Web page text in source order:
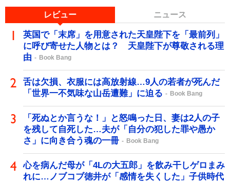
レビュー ニュース
英国で「末席」を用意された天皇陛下を「最前列」
に呼び寄せた人物とは？ 天皇陛下が尊敬される理
由
Book Bang
舌は欠損、衣服には高放射線…9人の若者が死んだ
「世界一不気味な山岳遭難」に迫る
Book Bang
「死ぬとか言うな！」と怒鳴った日、妻は2人の子
を残して自死した…夫が「自分の犯した罪や愚か
さ」に向き合う魂の一冊
Book Bang
心を病んだ母が「4Lの大五郎」を飲み干しゲロまみ
れに…ノブコブ徳井が「感情を失くした」子供時代